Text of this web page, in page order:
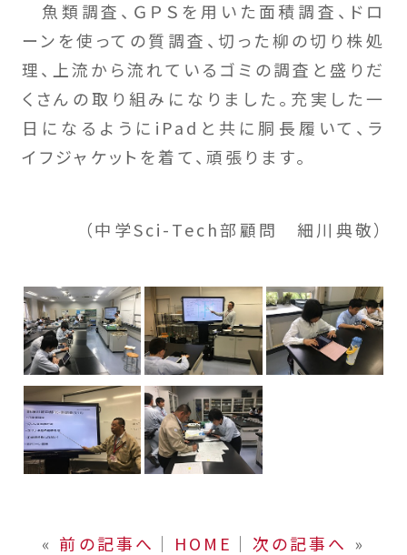
魚類調査、ＧＰＳを用いた面積調査、ドロ
ーンを使っての質調査、切った柳の切り株処
理、上流から流れているゴミの調査と盛りだ
くさんの取り組みになりました。充実した一
日になるようにiPadと共に胴長履いて、ラ
イフジャケットを着て、頑張ります。
（中学Sci-Tech部顧問 細川典敬）
« 前の記事へ │ HOME │ 次の記事へ »